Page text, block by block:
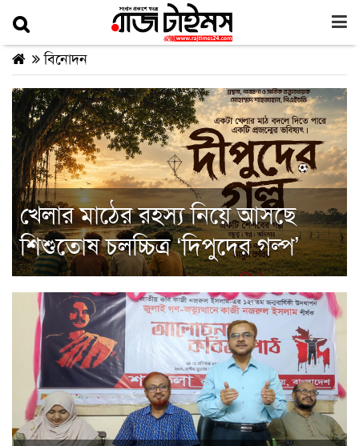
বিনোদন
খেলার মাঠের রহস্য নিয়ে আসছে
শিশুতোষ চলচ্চিত্র ‘দিপুদের গল্প’